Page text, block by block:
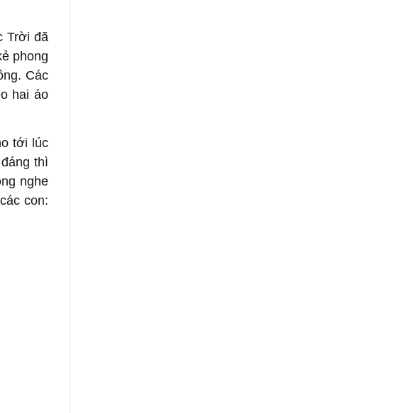
Trời đã
phong
Các
hai áo
tới lúc
thì
nghe
con: